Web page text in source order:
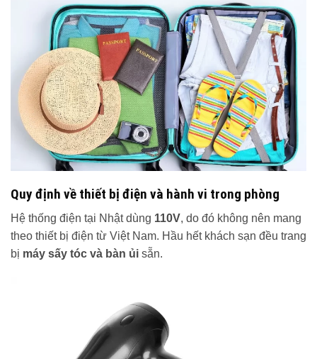
Quy định về thiết bị điện và hành vi trong phòng
Hệ thống điện tại Nhật dùng 110V, do đó không nên mang
theo thiết bị điện từ Việt Nam. Hầu hết khách sạn đều trang
bị máy sấy tóc và bàn ủi sẵn.